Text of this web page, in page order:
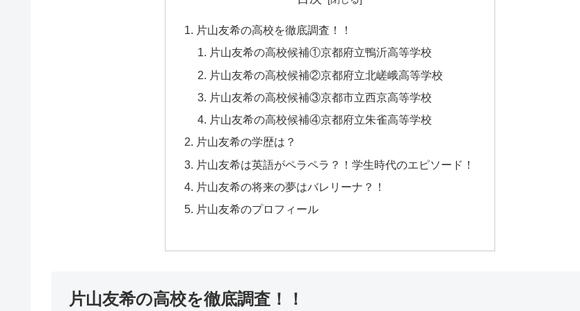
片山友希の高校を徹底調査！！
片山友希の高校候補①京都府立鴨沂高等学校
片山友希の高校候補②京都府立北嵯峨高等学校
片山友希の高校候補③京都市立西京高等学校
片山友希の高校候補④京都府立朱雀高等学校
片山友希の学歴は？
片山友希は英語がペラペラ？！学生時代のエピソード！
片山友希の将来の夢はバレリーナ？！
片山友希のプロフィール
片山友希の高校を徹底調査！！